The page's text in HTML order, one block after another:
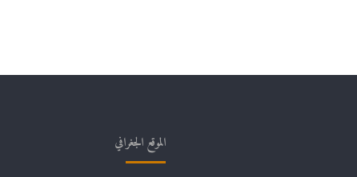
الموقع الجغرافي